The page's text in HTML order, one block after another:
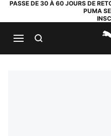
PASSE DE 30 À 60 JOURS DE
PUMA